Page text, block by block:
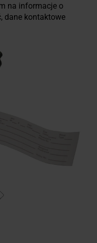
na informacje o
dane kontaktowe